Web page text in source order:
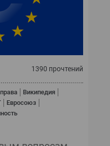
1390 прочтений
Википедия
Евросоюз